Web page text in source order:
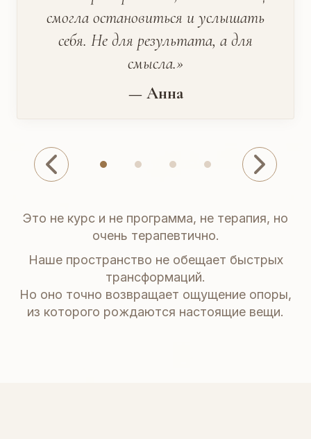
смогла остановиться и услышать
себя. Не для результата, а для
смысла.»
— Анна
Это не курс и не программа, не терапия, но
очень терапевтично.
Наше пространство не обещает быстрых
трансформаций.
Но оно точно возвращает ощущение опоры,
из которого рождаются настоящие вещи.